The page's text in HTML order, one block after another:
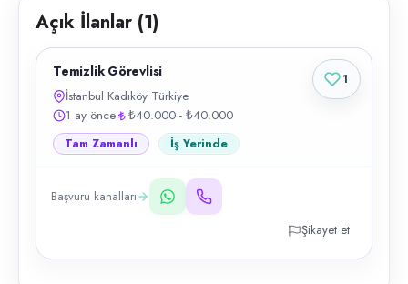
Açık İlanlar (1)
Temizlik Görevlisi
İstanbul Kadıköy Türkiye
1 ay önce
₺40.000 - ₺40.000
Tam Zamanlı İş Yerinde
Başvuru kanalları
Şikayet et
1